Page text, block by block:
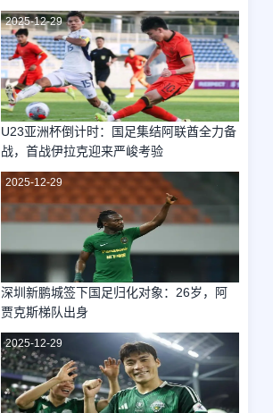
2025-12-29
U23亚洲杯倒计时：国足集结阿联酋全力备
战，首战伊拉克迎来严峻考验
2025-12-29
深圳新鹏城签下国足归化对象：26岁，阿
贾克斯梯队出身
2025-12-29